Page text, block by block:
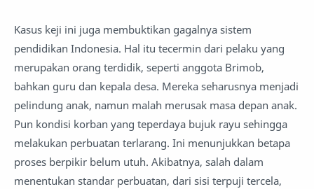
Kasus keji ini juga membuktikan gagalnya sistem
pendidikan Indonesia. Hal itu tecermin dari pelaku yang
merupakan orang terdidik, seperti anggota Brimob,
bahkan guru dan kepala desa. Mereka seharusnya menjadi
pelindung anak, namun malah merusak masa depan anak.
Pun kondisi korban yang teperdaya bujuk rayu sehingga
melakukan perbuatan terlarang. Ini menunjukkan betapa
proses berpikir belum utuh. Akibatnya, salah dalam
menentukan standar perbuatan, dari sisi terpuji tercela,